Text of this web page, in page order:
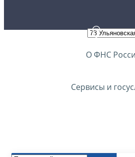
О ФНС
Сервисы и